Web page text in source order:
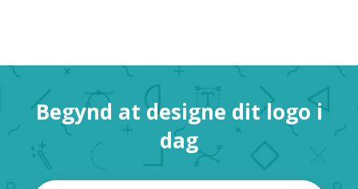
Begynd at designe dit logo i
dag